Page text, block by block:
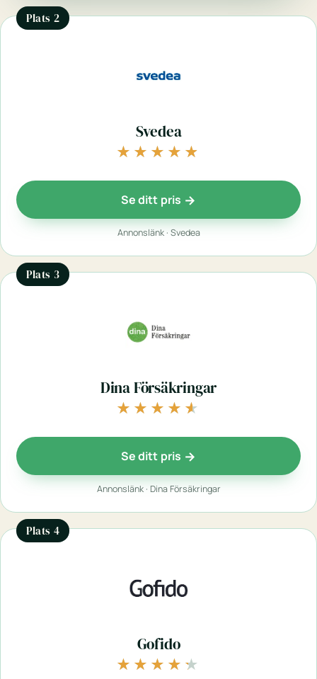
Plats 2
Svedea
★★★★★
★★★★★
Se ditt pris
Annonslänk · Svedea
Plats 3
Dina Försäkringar
★★★★★
★★★★★
Se ditt pris
Annonslänk · Dina Försäkringar
Plats 4
Gofido
★★★★★
★★★★★